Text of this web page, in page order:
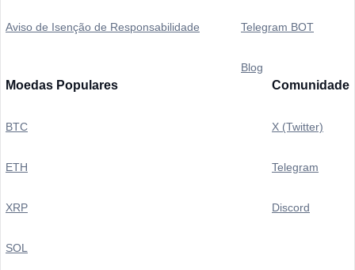
Aviso de Isenção de Responsabilidade Telegram BOT
Blog
Moedas Populares
BTC
ETH
XRP
SOL
Comunidade
X (Twitter)
Telegram
Discord